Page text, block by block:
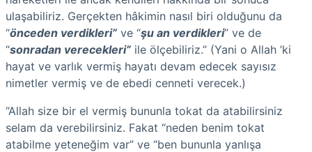
ulaşabiliriz. Gerçekten hâkimin nasıl biri olduğunu da
“önceden verdikleri” ve “şu an verdikleri” ve de
“sonradan verecekleri” ile ölçebiliriz.” (Yani o Allah ’ki
hayat ve varlık vermiş hayatı devam edecek sayısız
nimetler vermiş ve de ebedi cenneti verecek.)
“Allah size bir el vermiş bununla tokat da atabilirsiniz
selam da verebilirsiniz. Fakat “neden benim tokat
atabilme yeteneğim var” ve “ben bununla yanlışa